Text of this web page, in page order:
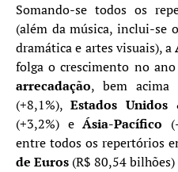
Somando-se todos os
(além da música, inclui-se
dramática e artes visuais), a
folga o crescimento no
arrecadação, bem acima
(+8,1%),Estados Unidos
(+3,2%) eÁsia-Pacífico
entre todos os repertórios
de Euros (R$ 80,54